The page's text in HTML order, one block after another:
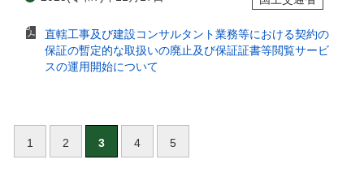
直轄工事及び建設コンサルタント業務等における契約の
保証の暫定的な取扱いの廃止及び保証証書等閲覧サービ
スの運用開始について
1 2 3 4 5